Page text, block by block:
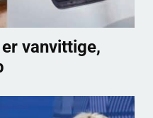
vanvittige,